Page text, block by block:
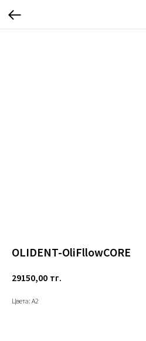
OLIDENT-OliFllowCORЕ
29150,00 тг.
Цвета: А2